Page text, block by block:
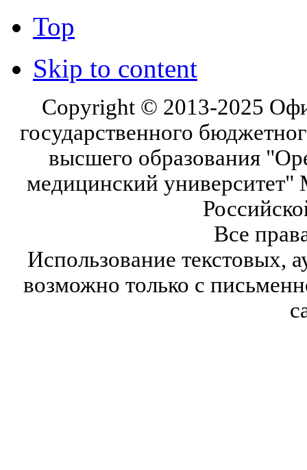
Top
Skip to content
Copyright © 2013-2025
государственного
высшего образования
медицинский университет"
Все
Использование текстовых,
возможно только с